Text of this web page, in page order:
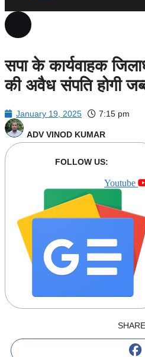
सपा के कार्यवाहक
की अवैध संपति होगी
January 19, 2025 7:15 pm
ADV VINOD KUMAR
FOLLOW US:
Youtube